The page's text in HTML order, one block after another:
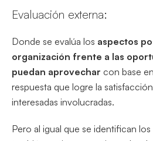
Evaluación externa:
Donde se evalúa los aspectos
organización frente a las
puedan aprovechar con base
respuesta que logre la
interesadas involucradas.
Pero al igual que se identifican